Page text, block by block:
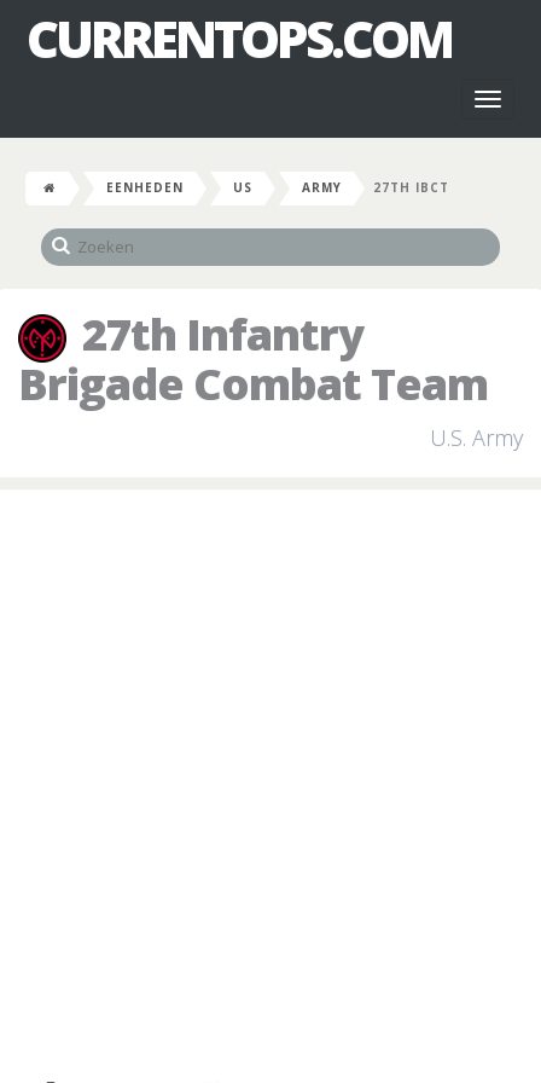
CURRENTOPS.COM
EENHEDEN US ARMY 27TH IBCT
27th Infantry
Brigade Combat Team
U.S. Army